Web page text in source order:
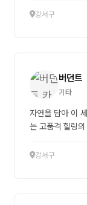
강서구
버던트
기타
자연을 담아 이
는 고품격 힐링
강서구